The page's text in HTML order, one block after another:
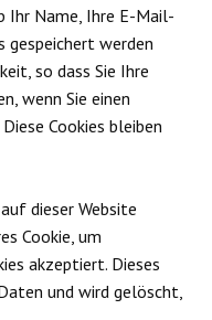
Ihr Name, Ihre E-Mail-
gespeichert werden
so dass Sie Ihre
wenn Sie einen
Cookies bleiben
dieser Website
Cookie, um
akzeptiert. Dieses
und wird gelöscht,